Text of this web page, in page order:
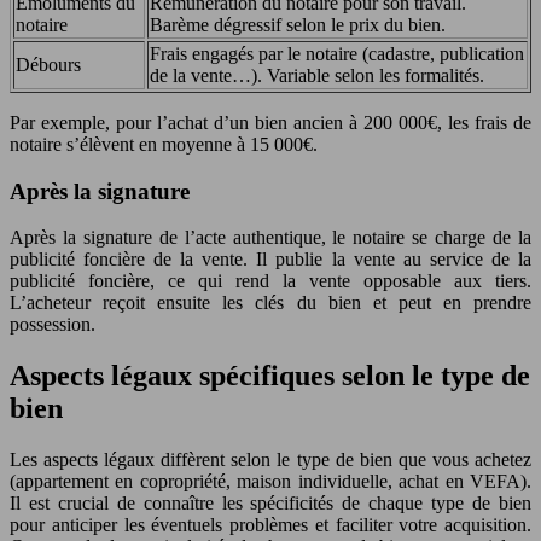
notaire
Barème dégressif selon le prix du bien.
Débours
Frais engagés par le notaire (cadastre, publication
de la vente…). Variable selon les formalités.
Par exemple, pour l’achat d’un bien ancien à 200 000€, les frais de
notaire s’élèvent en moyenne à 15 000€.
Après la signature
Après la signature de l’acte authentique, le notaire se charge de la
publicité foncière de la vente. Il publie la vente au service de la
publicité foncière, ce qui rend la vente opposable aux tiers.
L’acheteur reçoit ensuite les clés du bien et peut en prendre
possession.
Aspects légaux spécifiques selon le type de
bien
Les aspects légaux diffèrent selon le type de bien que vous achetez
(appartement en copropriété, maison individuelle, achat en VEFA).
Il est crucial de connaître les spécificités de chaque type de bien
pour anticiper les éventuels problèmes et faciliter votre acquisition.